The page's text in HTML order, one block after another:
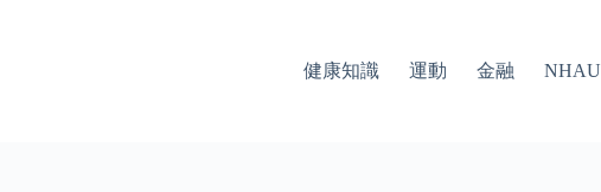
健康知識 運動 金融 NHAU